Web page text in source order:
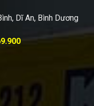
Dĩ An, Bình Dương